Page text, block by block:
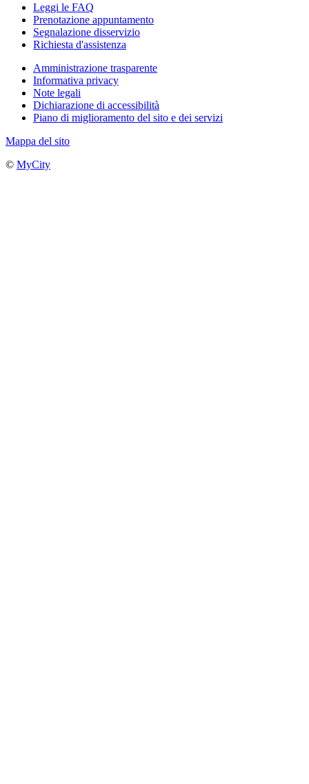
Leggi le FAQ
Prenotazione appuntamento
Segnalazione disservizio
Richiesta d'assistenza
Amministrazione trasparente
Informativa privacy
Note legali
Dichiarazione di accessibilità
Piano di miglioramento del sito e dei servizi
Mappa del sito
© MyCity